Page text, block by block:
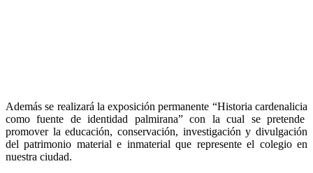
Además se realizará la exposición permanente “Historia cardenalicia
como fuente de identidad palmirana” con la cual se pretende
promover la educación, conservación, investigación y divulgación
del patrimonio material e inmaterial que represente el colegio en
nuestra ciudad.